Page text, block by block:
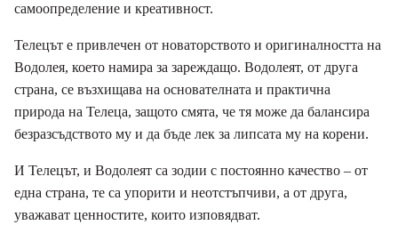
самоопределение и креативност.
Телецът е привлечен от новаторството и оригиналността на
Водолея, което намира за зареждащо. Водолеят, от друга
страна, се възхищава на основателната и практична
природа на Телеца, защото смята, че тя може да балансира
безразсъдството му и да бъде лек за липсата му на корени.
И Телецът, и Водолеят са зодии с постоянно качество – от
една страна, те са упорити и неотстъпчиви, а от друга,
уважават ценностите, които изповядват.